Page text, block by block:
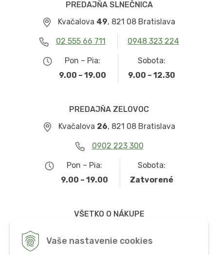
Vaše nastavenie cookies
PREDAJŇA SLNEČNICA
Kvačalova 49, 821 08 Bratislava
02 555 66 711 0948 323 224
Pon – Pia:
9.00 – 19.00
Sobota:
9.00 – 12.30
PREDAJŇA ZELOVOC
Kvačalova 26, 821 08 Bratislava
0902 223 300
Pon – Pia:
9.00 – 19.00
Sobota:
Zatvorené
VŠETKO O NÁKUPE